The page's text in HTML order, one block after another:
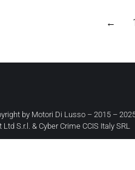
←
by Motori Di Lusso – 2015 –
Ltd S.r.l. & Cyber Crime CCIS Italy SRL